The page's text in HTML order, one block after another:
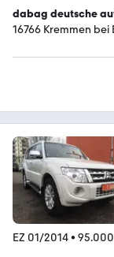
dabag deutsche
16766 Kremmen bei
EZ 01/2014•